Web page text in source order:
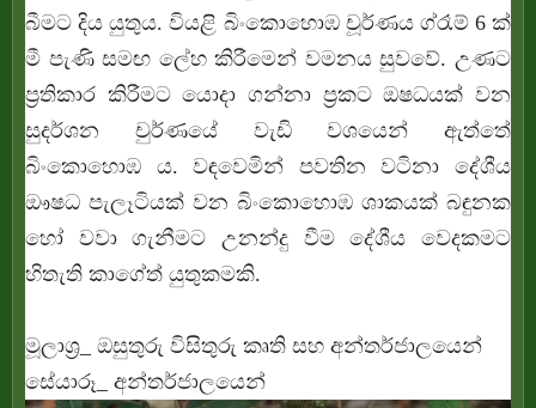
බීමට දිය යුතුය. වියළි බිංකොහොඹ චූර්ණය ග්රෑම් 6 ක්
මී පැණි සමඟ ලේහ කිරීමෙන් වමනය සුවවේ. උණට
ප්‍රතිකාර කිරීමට යොදා ගන්නා ප්‍රකට ඔෂධයක් වන
සුදර්ශන චුර්ණයේ වැඩි වශයෙන් ඇත්තේ
බිංකොහොඹ ය. වඳවෙමින් පවතින වටිනා දේශීය
ඖෂධ පැලෑටියක් වන බිංකොහොඹ ශාකයක් බඳුනක
හෝ වවා ගැනීමට උනන්දු වීම දේශීය වෙදකමට
හිතැති කාගේත් යුතුකමකි.
මූලාශ්‍ර_ ඔසුතුරු විසිතුරු කෘති සහ අන්තර්ජාලයෙන්
සේයාරූ_ අන්තර්ජාලයෙන්